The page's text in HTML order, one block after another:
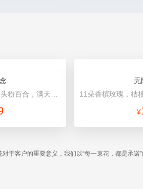
无
¥
于客户的重要意义，我们以“每一束花，都是承